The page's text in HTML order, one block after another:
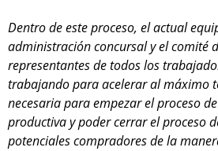
Dentro de este proceso, el actual
administración concursal y el comité
representantes de todos los
trabajando para acelerar al máximo
necesaria para empezar el proceso
productiva y poder cerrar el proceso
potenciales compradores de la